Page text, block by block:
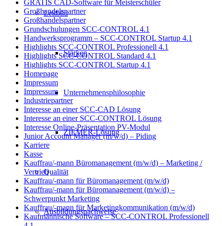
Leitbild
Stärken
Unternehmensphilosophie
ZIEMER-Lösung
Qualität
Ausbildungsnachweise
GRATIS CAD-Software für Meisterschüler
Großhandelspartner
Großhandelspartner
Grundschulungen SCC-CONTROL 4.1
Handwerksprogramm – SCC-CONTROL Startup 4.1
Highlights SCC-CONTROL Professionell 4.1
Highlights SCC-CONTROL Standard 4.1
Highlights SCC-CONTROL Startup 4.1
Homepage
Impressum
Impressum
Industriepartner
Interesse an einer SCC-CAD Lösung
Interesse an einer SCC-CONTROL Lösung
Interesse Online-Präsentation PV-Modul
Junior Account Manager (m/w/d) – Piding
Karriere
Kasse
Kauffrau/-mann Büromanagement (m/w/d) – Marketing /
Vertrieb
Kauffrau/-mann für Büromanagement (m/w/d)
Kauffrau/-mann für Büromanagement (m/w/d) –
Schwerpunkt Marketing
Kauffrau/-mann für Marketingkommunikation (m/w/d)
Kaufmännische Software – SCC-CONTROL Professionell